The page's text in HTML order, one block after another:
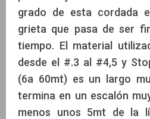
grado de esta cordada
grieta que pasa de ser
tiempo. El material
desde el #.3 al #4,5 y
(6a 60mt) es un largo
termina en un escalón
menos unos 5mt de la